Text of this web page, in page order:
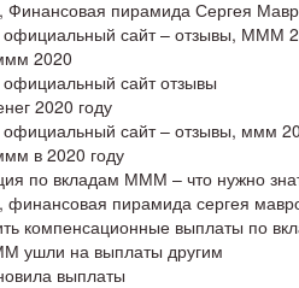
пирамида Сергея
сайт – отзывы, МММ
2020
сайт отзывы
2020 году
сайт – отзывы, ммм
в 2020 году
по вкладам МММ – что нужно
пирамида сергея
компенсационные выплаты по
ушли на выплаты другим
выплаты